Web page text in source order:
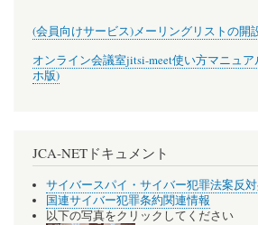
(会員向けサービス)メーリングリストの開
オンライン会議室jitsi-meet使い方マニュ
ホ版)
JCA-NETドキュメント
サイバースパイ・サイバー犯罪法案反
国連サイバー犯罪条約関連情報
以下の写真をクリックしてください